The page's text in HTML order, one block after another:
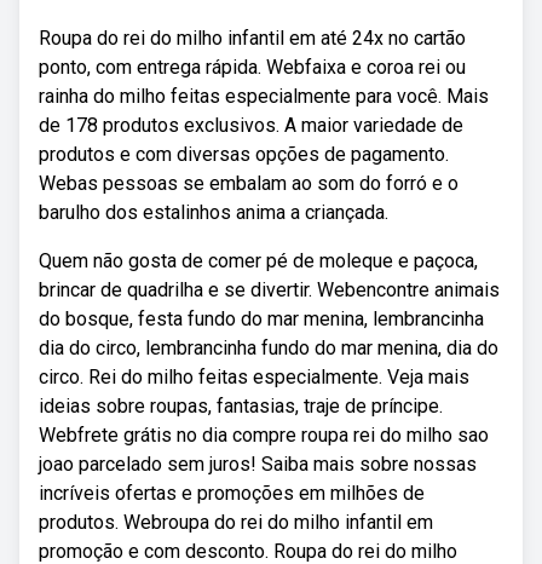
Roupa do rei do milho infantil em até 24x no cartão
ponto, com entrega rápida. Webfaixa e coroa rei ou
rainha do milho feitas especialmente para você. Mais
de 178 produtos exclusivos. A maior variedade de
produtos e com diversas opções de pagamento.
Webas pessoas se embalam ao som do forró e o
barulho dos estalinhos anima a criançada.
Quem não gosta de comer pé de moleque e paçoca,
brincar de quadrilha e se divertir. Webencontre animais
do bosque, festa fundo do mar menina, lembrancinha
dia do circo, lembrancinha fundo do mar menina, dia do
circo. Rei do milho feitas especialmente. Veja mais
ideias sobre roupas, fantasias, traje de príncipe.
Webfrete grátis no dia compre roupa rei do milho sao
joao parcelado sem juros! Saiba mais sobre nossas
incríveis ofertas e promoções em milhões de
produtos. Webroupa do rei do milho infantil em
promoção e com desconto. Roupa do rei do milho